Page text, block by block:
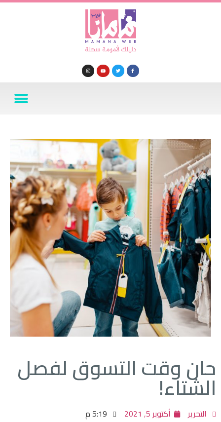
حان وقت التسوق لفصل
الشتاء!
التحرير أكتوبر 5, 2021 5:19 م